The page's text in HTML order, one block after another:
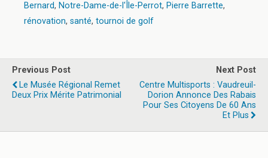
Bernard, Notre-Dame-de-l'Île-Perrot, Pierre Barrette,
rénovation, santé, tournoi de golf
Previous Post
Le Musée Régional Remet
Deux Prix Mérite Patrimonial
Next Post
Centre Multisports : Vaudreuil-
Dorion Annonce Des Rabais
Pour Ses Citoyens De 60 Ans
Et Plus